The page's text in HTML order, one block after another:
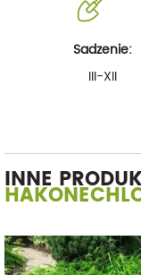
Sadzenie:
III-XII
INNE